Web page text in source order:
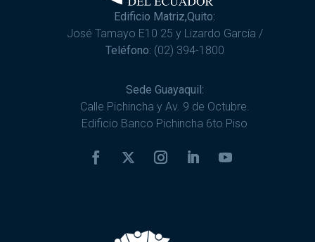
Edificio Matriz,Quito:
José Tamayo E10 25 y Lizardo García /
Teléfono: (02) 394-1800
Sede Guayaquil:
Calle Pichincha y Av. 9 de Octubre.
Edificio Banco Pichincha 6to Piso